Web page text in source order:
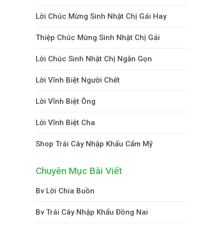
Lời Chúc Mừng Sinh Nhật Chị Gái Hay
Thiệp Chúc Mừng Sinh Nhật Chị Gái
Lời Chúc Sinh Nhật Chị Ngắn Gọn
Lời Vĩnh Biệt Người Chết
Lời Vĩnh Biệt Ông
Lời Vĩnh Biệt Cha
Shop Trái Cây Nhập Khẩu Cẩm Mỹ
Chuyên Mục Bài Viết
Bv Lời Chia Buồn
Bv Trái Cây Nhập Khẩu Đồng Nai